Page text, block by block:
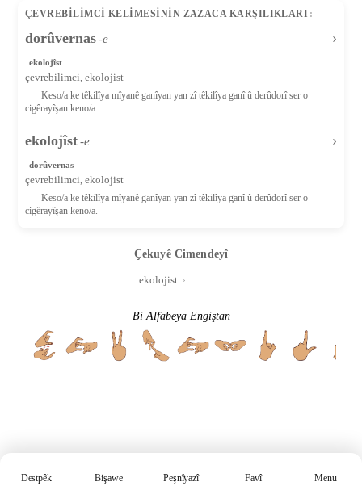
ÇEVREBILIMCI KELIMESININ ZAZACA KARŞILIKLARI
dorûvernas-e ›
ekolojîst
çevrebilimci, ekolojist
Keso/a ke têkilîya mîyanê ganîyan yan zî têkilîya ganî û derûdorî ser o
cigêrayîşan keno/a.
ekolojîst-e ›
dorûvernas
çevrebilimci, ekolojist
Keso/a ke têkilîya mîyanê ganîyan yan zî têkilîya ganî û derûdorî ser o
cigêrayîşan keno/a.
Çekuyê Cimendeyî
ekolojist ›
Bi Alfabeya Engiştan
Destpêk Bişawe Peşnîyazî Favî Menu